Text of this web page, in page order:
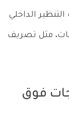
الداخلي
مثل تصريف
فوق